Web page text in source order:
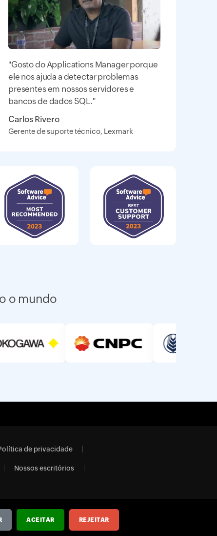
"Gosto do Applications Manager porque
ele nos ajuda a detectar problemas
presentes em nossos servidores e
bancos de dados SQL."
Carlos Rivero
Gerente de suporte técnico, Lexmark
o mundo
de privacidade
Nossos escritórios
ACEITAR REJEITAR